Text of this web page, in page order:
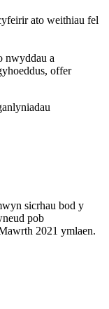
ato weithiau fel
nwyddau a
offer
sicrhau bod y
pob
2021 ymlaen.